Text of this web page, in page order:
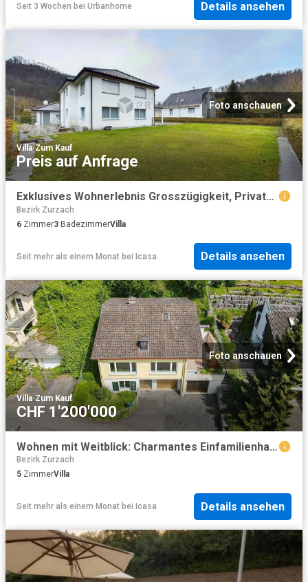
Seit 3 Wochen bei Urbanhome Details ansehen
Foto anschauen
Villa·Zum Kauf
Preis auf Anfrage
Exklusives Wohnerlebnis Grosszügigkeit, Privatsphäre & höchste Bauqualität vereint!
Bezirk Zurzach
6 Zimmer3 BadezimmerVilla
Seit mehr als einem Monat bei Icasa Details ansehen
Foto anschauen
Villa·Zum Kauf
CHF 1'200'000
Wohnen mit Weitblick: Charmantes Einfamilienhaus an erhöhter Lage
Bezirk Zurzach
5 ZimmerVilla
Seit mehr als einem Monat bei Icasa Details ansehen